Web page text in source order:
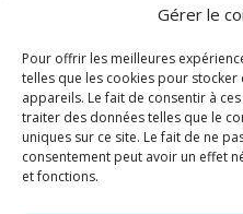
Gérer le
Pour offrir les meilleures
telles que les cookies pour
appareils. Le fait de consentir à
traiter des données telles que le
uniques sur ce site. Le fait de ne
consentement peut avoir un effet
et fonctions.